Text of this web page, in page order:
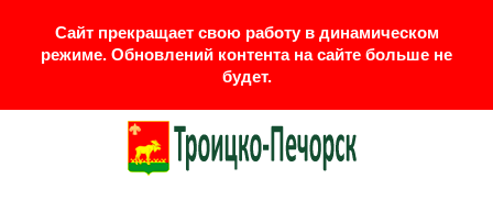
Сайт прекращает свою работу в динамическом
режиме. Обновлений контента на сайте больше не
будет.